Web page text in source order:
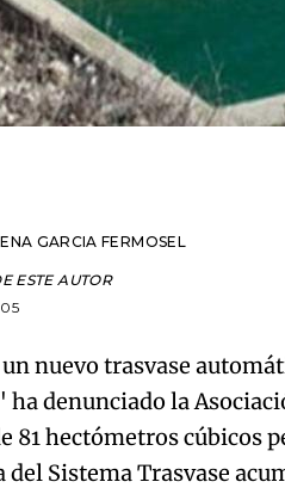
GARCIA FERMOSEL
ESTE AUTOR
nuevo trasvase
denunciado la
81 hectómetros cúbicos
del Sistema Trasvase